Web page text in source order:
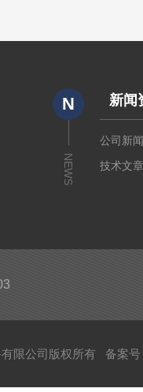
N
NEWS
新闻
公司新
技术文
限公司版权所有 备案号